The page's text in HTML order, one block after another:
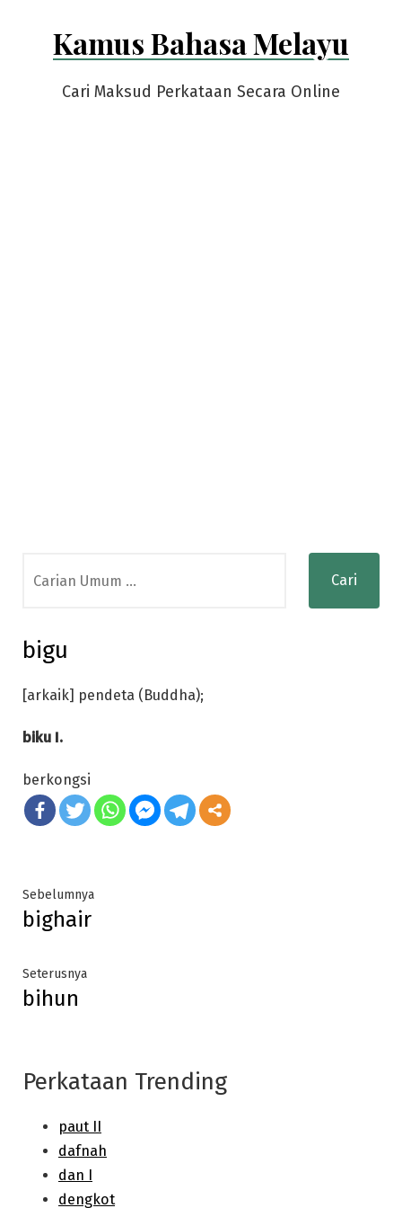
Kamus Bahasa Melayu
Cari Maksud Perkataan Secara Online
for:
bigu
[arkaik] pendeta (Buddha);
biku I.
berkongsi
Post
navigation
SebelumnyaPrevious
bighair
SeterusnyaNext
bihun
Perkataan Trending